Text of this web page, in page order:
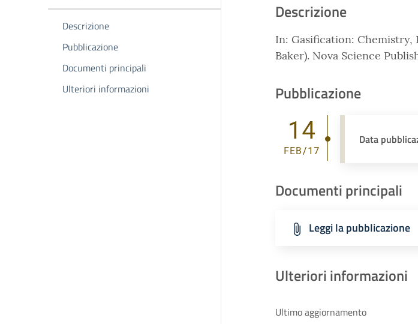
Descrizione
Pubblicazione
Documenti principali
Ulteriori informazioni
Descrizione
In: Gasification: Chemistry,
Baker). Nova Science
Pubblicazione
14
FEB/17
Data
Documenti principali
Leggi la pubblicazione
Ulteriori informazioni
Ultimo aggiornamento